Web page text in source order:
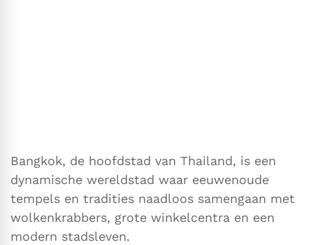
Bangkok, de hoofdstad van Thailand, is een
dynamische wereldstad waar eeuwenoude
tempels en tradities naadloos samengaan met
wolkenkrabbers, grote winkelcentra en een
modern stadsleven.